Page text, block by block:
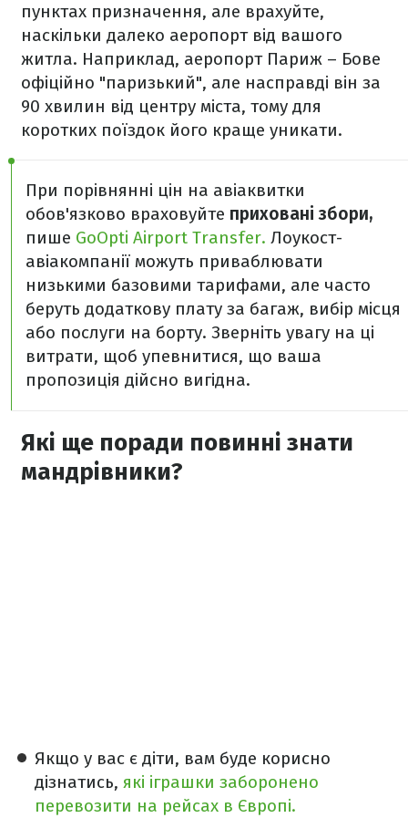
пунктах призначення, але врахуйте,
наскільки далеко аеропорт від вашого
житла. Наприклад, аеропорт Париж – Бове
офіційно "паризький", але насправді він за
90 хвилин від центру міста, тому для
коротких поїздок його краще уникати.
При порівнянні цін на авіаквитки
обов'язково враховуйте приховані збори,
пише GoOpti Airport Transfer. Лоукост-
авіакомпанії можуть приваблювати
низькими базовими тарифами, але часто
беруть додаткову плату за багаж, вибір місця
або послуги на борту. Зверніть увагу на ці
витрати, щоб упевнитися, що ваша
пропозиція дійсно вигідна.
Які ще поради повинні знати
мандрівники?
Якщо у вас є діти, вам буде корисно
дізнатись, які іграшки заборонено
перевозити на рейсах в Європі.